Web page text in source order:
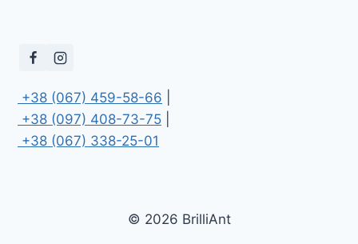
+38 (067) 459-58-66
+38 (097) 408-73-75
+38 (067) 338-25-01
© 2026 BrilliAnt